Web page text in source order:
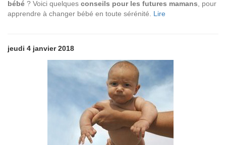
bébé ? Voici quelques conseils pour les futures mamans , pour
apprendre à changer bébé en toute sérénité. Lire
jeudi 4 janvier 2018